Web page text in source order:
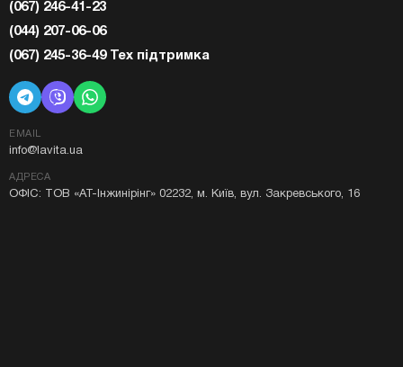
(067) 246-41-23
(044) 207-06-06
(067) 245-36-49 Тех підтримка
EMAIL
info@lavita.ua
АДРЕСА
ОФІС: ТОВ «АТ-Інжинірінг» 02232, м. Київ, вул. Закревського, 16